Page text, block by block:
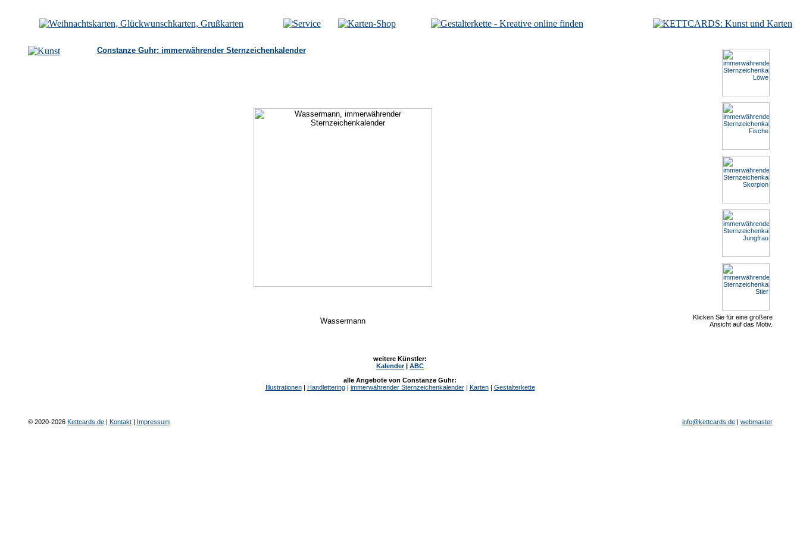
Constanze Guhr: immerwährender Sternzeichenkalender
Wassermann
Klicken Sie für eine größere
Ansicht auf das Motiv.
weitere Künstler:
Kalender| ABC
alle Angebote von Constanze Guhr:
Illustrationen| Handlettering| immerwährender Sternzeichenkalender| Karten| Gestalterkette
© 2020-2026 Kettcards.de| Kontakt| Impressum info@kettcards.de| webmaster